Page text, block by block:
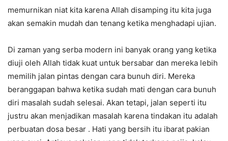
memurnikan niat kita karena Allah disamping itu kita juga
akan semakin mudah dan tenang ketika menghadapi ujian.
Di zaman yang serba modern ini banyak orang yang ketika
diuji oleh Allah tidak kuat untuk bersabar dan mereka lebih
memilih jalan pintas dengan cara bunuh diri. Mereka
beranggapan bahwa ketika sudah mati dengan cara bunuh
diri masalah sudah selesai. Akan tetapi, jalan seperti itu
justru akan menjadikan masalah karena tindakan itu adalah
perbuatan dosa besar . Hati yang bersih itu ibarat pakian